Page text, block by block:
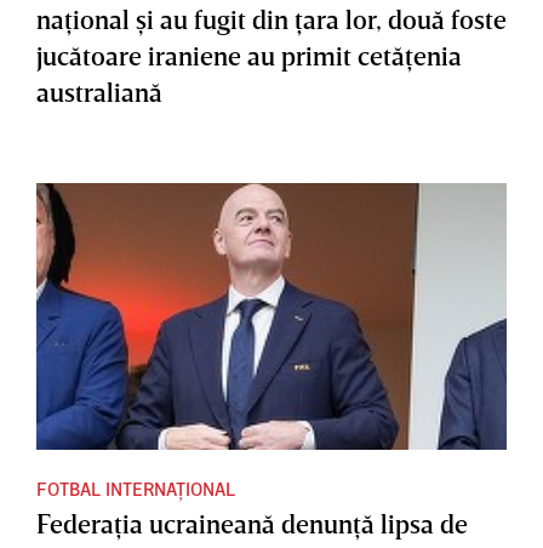
naţional şi au fugit din ţara lor, două foste
jucătoare iraniene au primit cetăţenia
australiană
FOTBAL INTERNAȚIONAL
Federaţia ucraineană denunţă lipsa de